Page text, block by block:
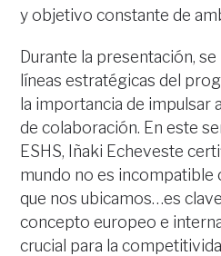
y objetivo constante de
Durante la presentación,
líneas estratégicas del
la importancia de impulsar
de colaboración. En este
ESHS, Iñaki Echeveste
mundo no es incompatible
que nos ubicamos…es
concepto europeo e
crucial para la